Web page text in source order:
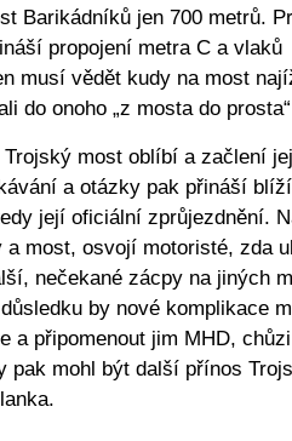
Barikádníků jen 700 metrů.
propojení metra C a vlaků
musí vědět kudy na most
do onoho „z mosta do
most oblíbí a začlení
a otázky pak přináší
její oficiální zprůjezdnění.
most, osvojí motoristé, zda
nečekané zácpy na jiných
by nové komplikace
a připomenout jim MHD,
pak mohl být další přínos